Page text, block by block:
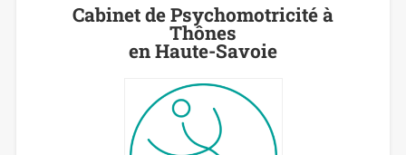
Cabinet de Psychomotricité à
Thônes
en Haute-Savoie